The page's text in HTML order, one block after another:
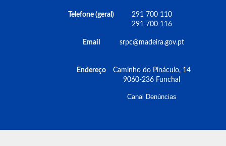
𝗔𝗶𝗻𝗱𝗮 𝗻𝗮̃𝗼 𝘁𝗲𝗺 𝗮 𝗻𝗼𝘀𝘀𝗮 𝗮𝗽𝗽?
Telefone (geral)
Email
Endereço
291 700 110
291 700 116
srpc@madeira.gov.pt
Caminho do Pináculo, 14
9060-236 Funchal
Canal Denúncias